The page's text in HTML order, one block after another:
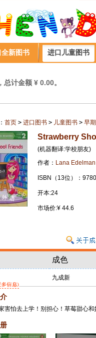
全新图书 进口儿童图书
计金额 ¥ 0.00。
首页 > 进口图书 > 儿童图书 > 早
Strawberry
(机器翻译:学校朋友)
作者： Lana Edelman
ISBN（13位）：
开本:24
市场价:¥ 44.6
成色
九成新
害怕去上学！别担心！草莓甜心